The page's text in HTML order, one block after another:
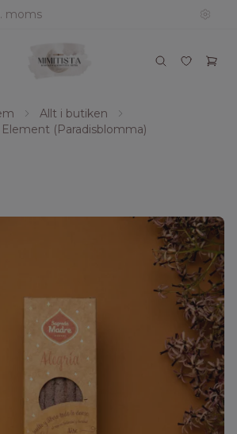
moms
Allt i butiken
(Paradisblomma)